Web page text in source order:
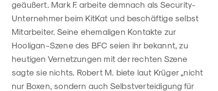
geäußert. Mark F. arbeite demnach als Security-
Unternehmer beim KitKat und beschäftige selbst
Mitarbeiter. Seine ehemaligen Kontakte zur
Hooligan-Szene des BFC seien ihr bekannt, zu
heutigen Vernetzungen mit der rechten Szene
sagte sie nichts. Robert M. biete laut Krüger „nicht
nur Boxen, sondern auch Selbstverteidigung für